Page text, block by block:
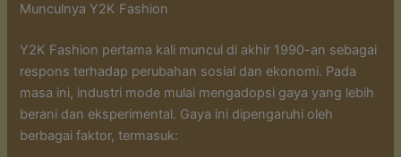
Munculnya Y2K Fashion
Y2K Fashion pertama kali muncul di akhir 1990-an sebagai
respons terhadap perubahan sosial dan ekonomi. Pada
masa ini, industri mode mulai mengadopsi gaya yang lebih
berani dan eksperimental. Gaya ini dipengaruhi oleh
berbagai faktor, termasuk: